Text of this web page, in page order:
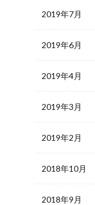
2019年7月
2019年6月
2019年4月
2019年3月
2019年2月
2018年10月
2018年9月